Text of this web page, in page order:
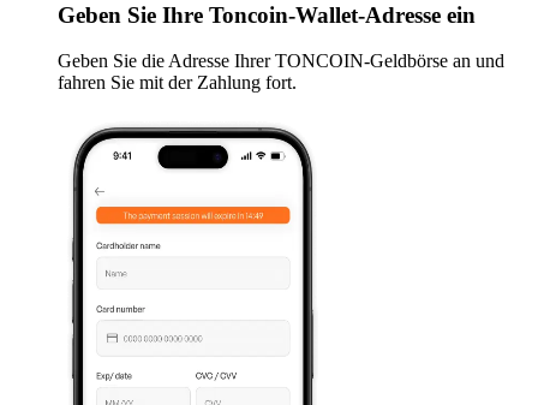
Geben Sie Ihre Toncoin-Wallet-Adresse ein
Geben Sie die Adresse Ihrer TONCOIN-Geldbörse an und
fahren Sie mit der Zahlung fort.